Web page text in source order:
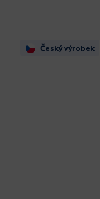
Český výrobek